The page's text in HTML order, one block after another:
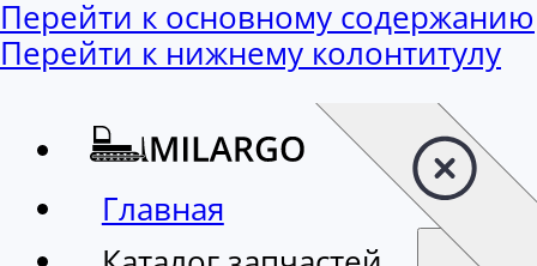
Перейти к основному содержанию
Перейти к нижнему колонтитулу
Главная